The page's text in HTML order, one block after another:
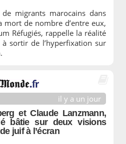
migrants marocains dans
mort de nombre d’entre eux,
Réfugiés, rappelle la réalité
sortir de l’hyperfixation sur
il y a un jour
et Claude Lanzmann,
bâtie sur deux visions
juif à l’écran